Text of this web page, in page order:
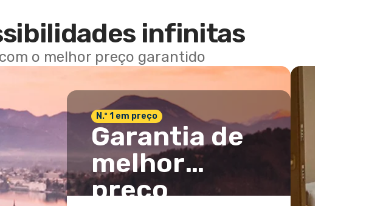
infinitas
o melhor preço garantido
N.º 1 em preço
Garantia de
melhor
preço